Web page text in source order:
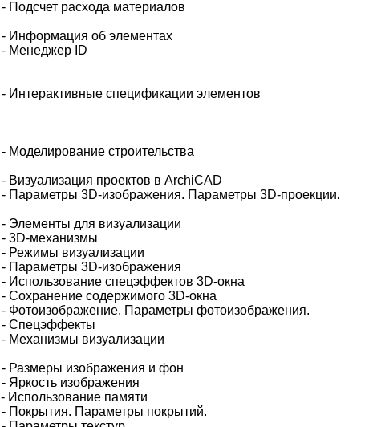
- Подсчет расхода материалов
- Информация об элементах
- Менеджер ID
- Интерактивные спецификации элементов
- Моделирование строительства
- Визуализация проектов в ArchiCAD
- Параметры 3D-изображения. Параметры 3D-проекции.
- Элементы для визуализации
- 3D-механизмы
- Режимы визуализации
- Параметры 3D-изображения
- Использование спецэффектов 3D-окна
- Сохранение содержимого 3D-окна
- Фотоизображение. Параметры фотоизображения.
- Спецэффекты
- Механизмы визуализации
- Размеры изображения и фон
- Яркость изображения
- Использование памяти
- Покрытия. Параметры покрытий.